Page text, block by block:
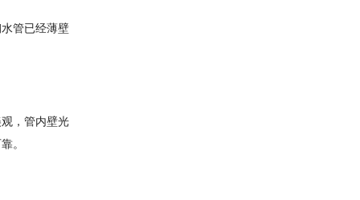
管已经薄壁
，管内壁光
。